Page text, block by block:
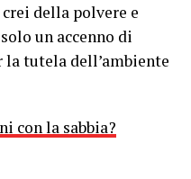
della polvere e
un accenno di
la tutela dell’ambiente
con la sabbia?